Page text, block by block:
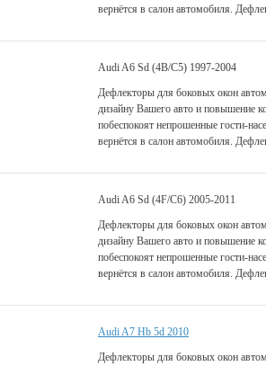
вернётся в салон автомобиля.
Audi A6 Sd (4B/C5) 1997-2004
Дефлекторы для боковых окон
дизайну Вашего авто и повышение
побеспокоят непрошенные гости-
вернётся в салон автомобиля.
Audi A6 Sd (4F/C6) 2005-2011
Дефлекторы для боковых окон
дизайну Вашего авто и повышение
побеспокоят непрошенные гости-
вернётся в салон автомобиля.
Audi A7 Hb 5d 2010
Дефлекторы для боковых окон